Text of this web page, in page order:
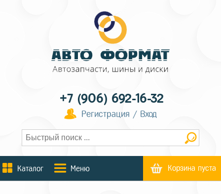
+7 (906) 692-16-32
Регистрация / Вход
Каталог Меню Корзина пуста